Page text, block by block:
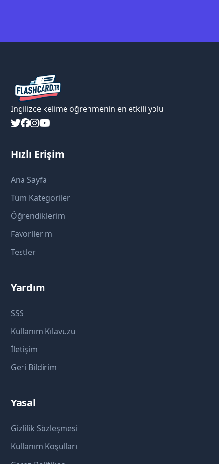
İngilizce kelime öğrenmenin en etkili yolu
Hızlı Erişim
Ana Sayfa
Tüm Kategoriler
Öğrendiklerim
Favorilerim
Testler
Yardım
SSS
Kullanım Kılavuzu
İletişim
Geri Bildirim
Yasal
Gizlilik Sözleşmesi
Kullanım Koşulları